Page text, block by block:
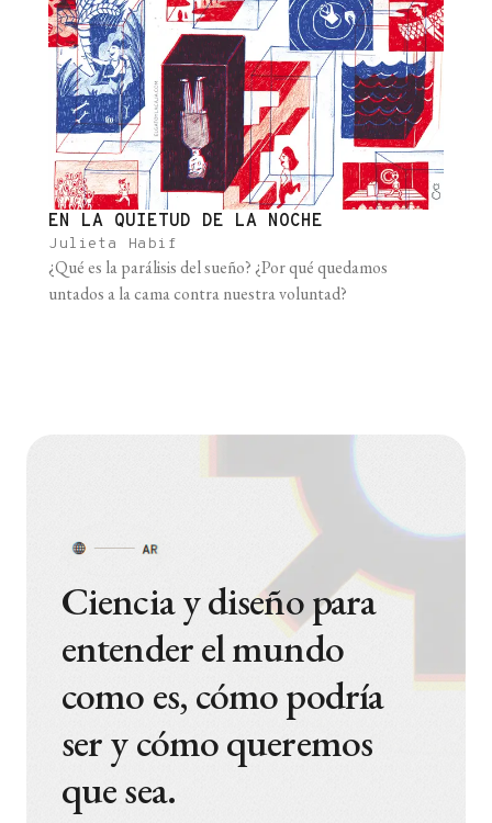
para [...]
EN LA QUIETUD DE LA NOCHE
Julieta Habif
¿Qué es la parálisis del sueño? ¿Por qué quedamos
untados a la cama contra nuestra voluntad?
Ciencia y diseño para
entender el mundo
como es, cómo podría
ser y cómo queremos
que sea.